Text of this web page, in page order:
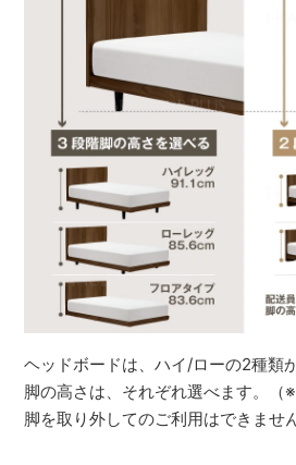
ヘッドボードは、ハイ/ローの2種類
脚の高さは、それぞれ選べます。（
脚を取り外してのご利用はできません